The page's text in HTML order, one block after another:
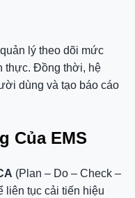
lý theo dõi mức
thực. Đồng thời, hệ
dùng và tạo báo cáo
Của EMS
(Plan – Do – Check –
liên tục cải tiến hiệu